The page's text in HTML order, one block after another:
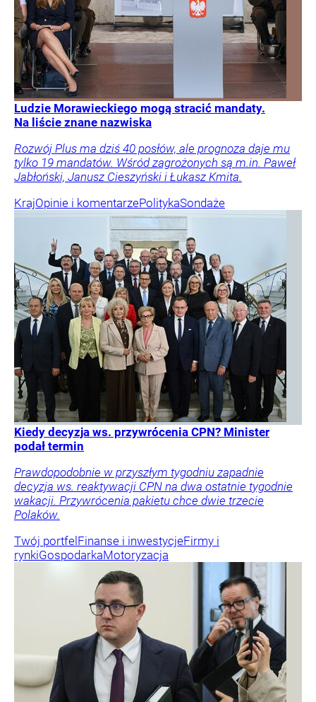
Ludzie Morawieckiego mogą stracić mandaty.
Na liście znane nazwiska
Rozwój Plus ma dziś 40 posłów, ale prognoza daje mu
tylko 19 mandatów. Wśród zagrożonych są m.in. Paweł
Jabłoński, Janusz Cieszyński i Łukasz Kmita.
KrajOpinie i komentarzePolitykaSondaże
Kiedy decyzja ws. przywrócenia CPN? Minister
podał termin
Prawdopodobnie w przyszłym tygodniu zapadnie
decyzja ws. reaktywacji CPN na dwa ostatnie tygodnie
wakacji. Przywrócenia pakietu chce dwie trzecie
Polaków.
Twój portfel Finanse i inwestycjeFirmy i
rynkiGospodarkaMotoryzacja